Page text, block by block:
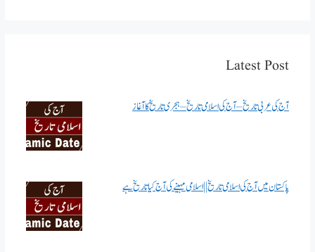
Latest Post
آج کی عربی تاریخ – آج کی اسلامی تاریخ – ہجری تاریخ کا آغاز
پاکستان میں آج کی اسلامی تاریخ || اسلامی مہینے کی آج کیا تاریخ ہے